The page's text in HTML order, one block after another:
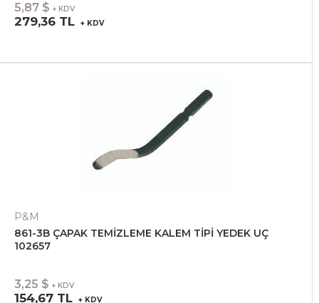
279,36 TL + KDV
5,87 $ + KDV
P&M
861-3B ÇAPAK TEMİZLEME KALEM TİPİ YEDEK UÇ
102657
154,67 TL + KDV
3,25 $ + KDV